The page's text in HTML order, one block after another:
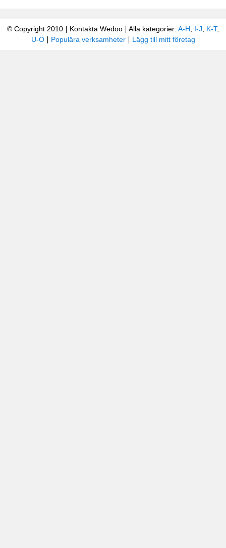
© Copyright 2010 Kontakta Wedoo Alla kategorier: A-H I-J K-T,
U-Ö
Populära verksamheter Lägg till mitt företag